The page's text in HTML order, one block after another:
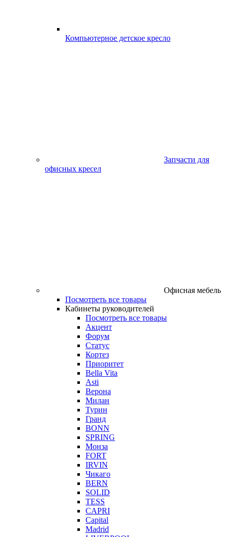
Компьютерное детское кресло
Запчасти для
офисных кресел
Офисная мебель
Посмотреть все товары
Кабинеты руководителей
Посмотреть все товары
Акцент
Форум
Статус
Кортез
Приоритет
Bella Vita
Asti
Верона
Милан
Турин
Гранд
BONN
SPRING
Монза
FORT
IRVIN
Чикаго
BERN
SOLID
TESS
CAPRI
Capital
Madrid